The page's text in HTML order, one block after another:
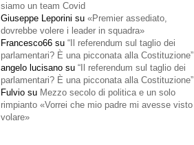
siamo un team Covid
Giuseppe Leporini su «Premier assediato,
dovrebbe volere i leader in squadra»
Francesco66 su “Il referendum sul taglio dei
parlamentari? È una picconata alla Costituzione”
angelo lucisano su “Il referendum sul taglio dei
parlamentari? È una picconata alla Costituzione”
Fulvio su Mezzo secolo di politica e un solo
rimpianto «Vorrei che mio padre mi avesse visto
volare»